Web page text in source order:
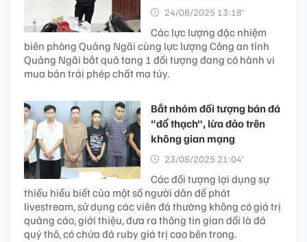
24/08/2025 13:18’
Các lực lượng đặc nhiệm
biên phòng Quảng Ngãi cùng lực lượng Công an tỉnh
Quảng Ngãi bắt quả tang 1 đối tượng đang có hành vi
mua bán trái phép chất ma túy.
Bắt nhóm đối tượng bán đá
"đổ thạch", lừa đảo trên
không gian mạng
23/08/2025 21:04’
Các đối tượng lợi dụng sự
thiếu hiểu biết của một số người dân để phát
livestream, sử dụng các viên đá thường không có giá trị
quảng cáo, giới thiệu, đưa ra thông tin gian dối là đá
quý thô, có chứa đá ruby giá trị cao bên trong.